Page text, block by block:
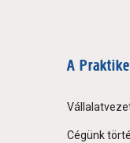
A
Cégünk